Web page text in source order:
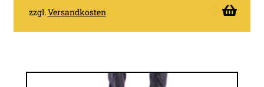
zzgl.Versandkosten